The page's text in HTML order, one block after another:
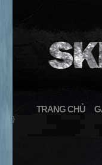
TRANG CHỦ
}